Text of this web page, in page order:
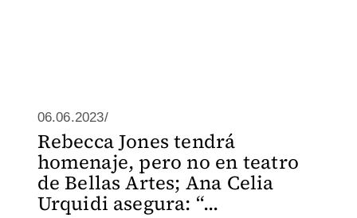
06.06.2023/
Rebecca Jones tendrá
homenaje, pero no en teatro
de Bellas Artes; Ana Celia
Urquidi asegura: “...